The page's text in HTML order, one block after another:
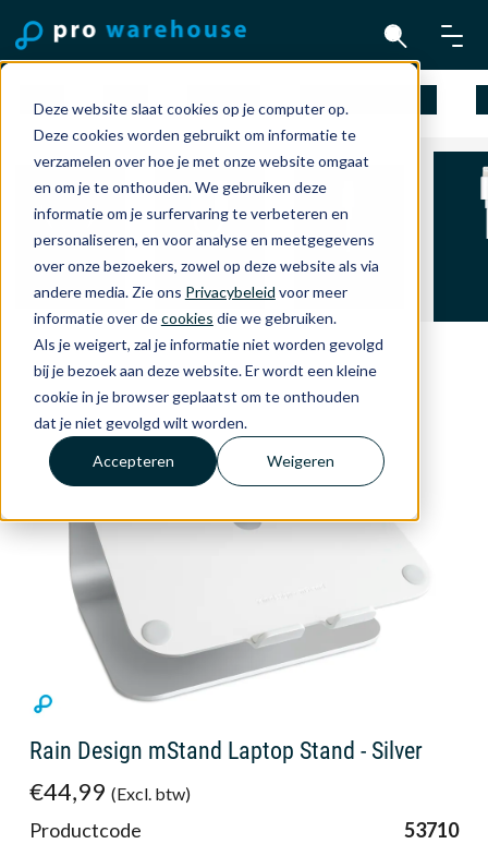
Deze website slaat cookies op je computer op.
Deze cookies worden gebruikt om informatie te
verzamelen over hoe je met onze website omgaat
en om je te onthouden. We gebruiken deze
informatie om je surfervaring te verbeteren en
personaliseren, en voor analyse en meetgegevens
over onze bezoekers, zowel op deze website als via
andere media. Zie ons Privacybeleid voor meer
informatie over decookies die we gebruiken.
Als je weigert, zal je informatie niet worden gevolgd
bij je bezoek aan deze website. Er wordt een kleine
cookie in je browser geplaatst om te onthouden
dat je niet gevolgd wilt worden.
Accepteren Weigeren
Mac iPad iPhone Apple Watch
Headphones
and TV
Kabels en
Adapters
USB-C kabels
en adapters
Rain Design mStand Laptop Stand - Silver
€44,99 (Excl. btw)
Productcode
53710